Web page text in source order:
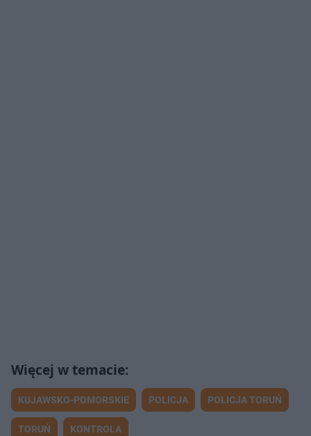
KUJAWSKO-POMORSKIE POLICJA POLICJA TORUŃ
TORUŃ KONTROLA